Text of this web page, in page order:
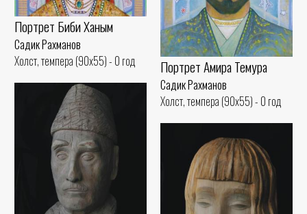
Портрет Биби Ханым
Садик Рахманов
Холст, темпера (90x55) - 0 год
Портрет Амира Темура
Садик Рахманов
Холст, темпера (90x55) - 0 год